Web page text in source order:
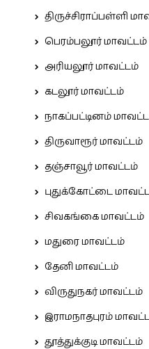
திருச்சிராப்பள்ளி
பெரம்பலூர் மாவட்டம்
அரியலூர் மாவட்டம்
கடலூர் மாவட்டம்
நாகப்பட்டினம்
திருவாரூர் மாவட்டம்
தஞ்சாவூர் மாவட்டம்
புதுக்கோட்டை
சிவகங்கை மாவட்டம்
மதுரை மாவட்டம்
தேனி மாவட்டம்
விருதுநகர் மாவட்டம்
இராமநாதபுரம்
தூத்துக்குடி மாவட்டம்